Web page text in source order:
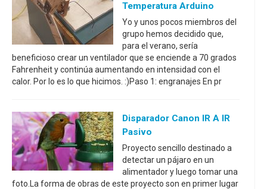
Temperatura Arduino
Yo y unos pocos miembros del
grupo hemos decidido que,
para el verano, sería
beneficioso crear un ventilador que se enciende a 70 grados
Fahrenheit y continúa aumentando en intensidad con el
calor. Por lo es lo que hicimos. :)Paso 1: engranajes En pr
Disparador Canon IR A IR
Pasivo
Proyecto sencillo destinado a
detectar un pájaro en un
alimentador y luego tomar una
foto.La forma de obras de este proyecto son en primer lugar